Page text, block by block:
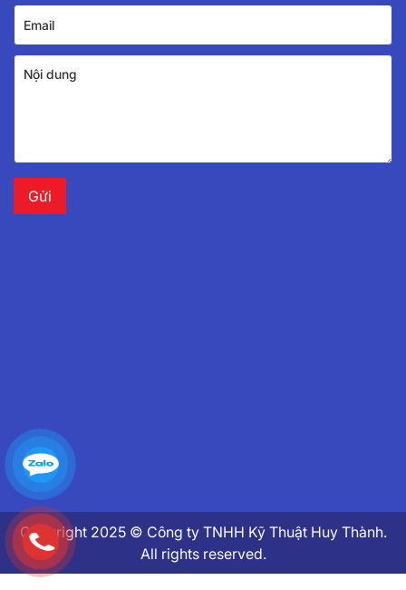
Copyright 2025 © Công ty TNHH Kỹ Thuật Huy Thành.
All rights reserved.